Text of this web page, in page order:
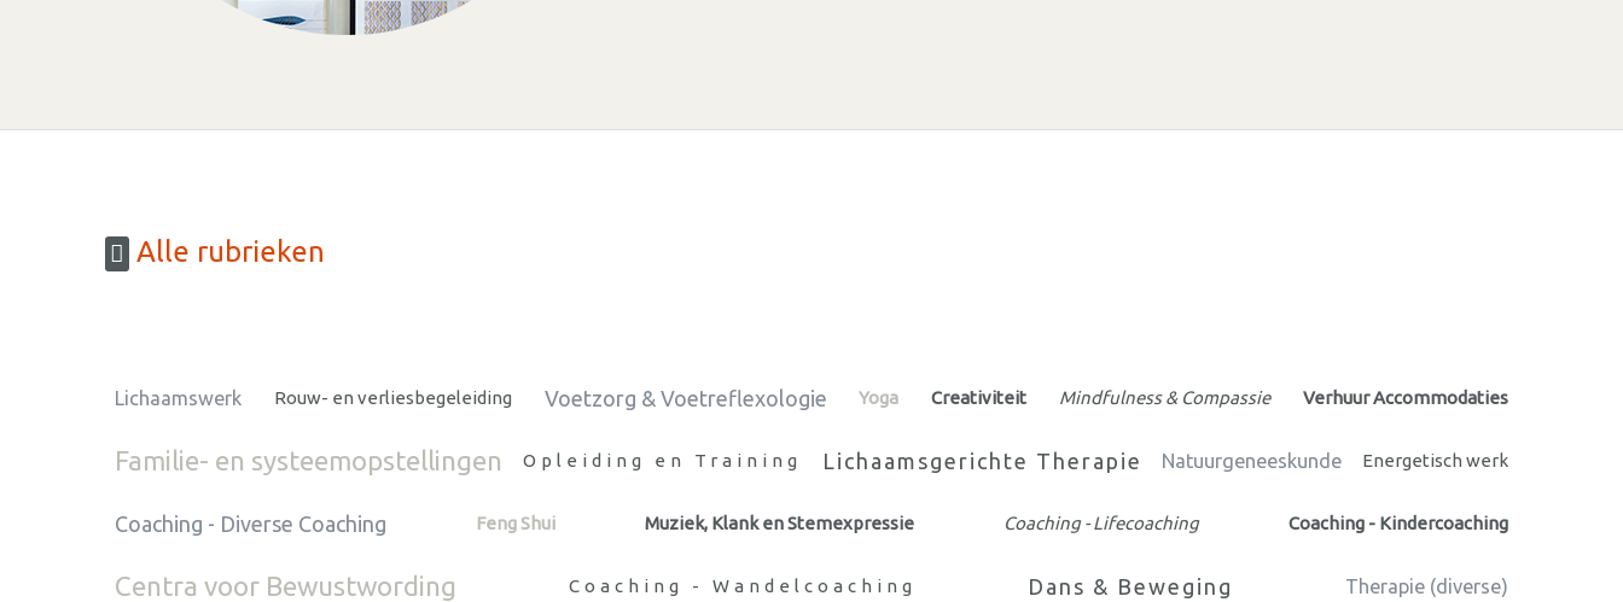
Alle rubrieken
Lichaamswerk Rouw- en verliesbegeleiding Voetzorg & Voetreflexologie Yoga Creativiteit Mindfulness & Compassie Verhuur Accommodaties
Familie- en systeemopstellingen Opleiding en Training Lichaamsgerichte Therapie Natuurgeneeskunde Energetisch werk
Coaching - Diverse Coaching Feng Shui Muziek, Klank en Stemexpressie Coaching - Lifecoaching Coaching - Kindercoaching
Centra voor Bewustwording Coaching - Wandelcoaching Dans & Beweging Therapie (diverse)